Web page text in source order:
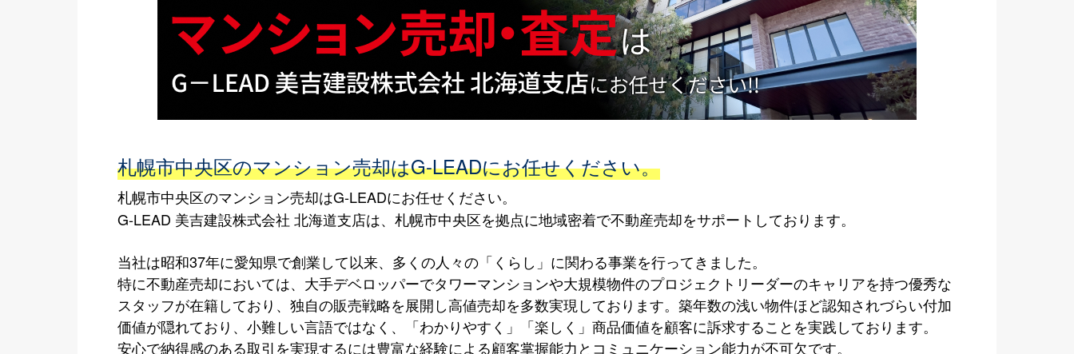
札幌市中央区のマンション売却はG-LEADにお任せください。
札幌市中央区のマンション売却はG-LEADにお任せください。
G-LEAD 美吉建設株式会社 北海道支店は、札幌市中央区を拠点に地域密着で不動産売却をサポートしております。
当社は昭和37年に愛知県で創業して以来、多くの人々の「くらし」に関わる事業を行ってきました。
特に不動産売却においては、大手デベロッパーでタワーマンションや大規模物件のプロジェクトリーダーのキャリアを持つ優秀な
スタッフが在籍しており、独自の販売戦略を展開し高値売却を多数実現しております。築年数の浅い物件ほど認知されづらい付加
価値が隠れており、小難しい言語ではなく、「わかりやすく」「楽しく」商品価値を顧客に訴求することを実践しております。
安心で納得感のある取引を実現するには豊富な経験による顧客掌握能力とコミュニケーション能力が不可欠です。